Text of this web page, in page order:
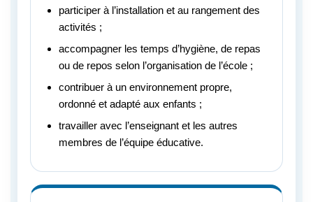
participer à l’installation et au rangement des
activités ;
accompagner les temps d’hygiène, de repas
ou de repos selon l’organisation de l’école ;
contribuer à un environnement propre,
ordonné et adapté aux enfants ;
travailler avec l’enseignant et les autres
membres de l’équipe éducative.